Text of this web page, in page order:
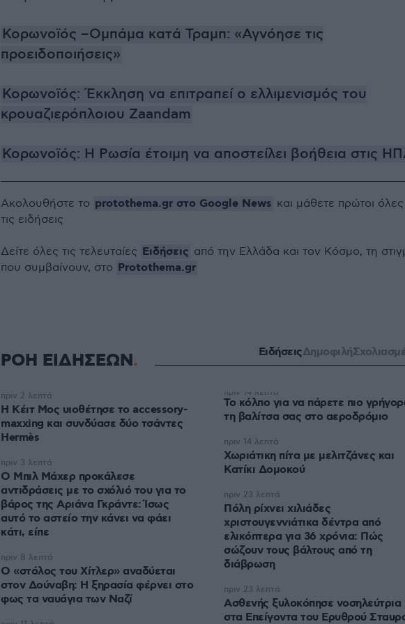
Κορωνοϊός –Ομπάμα κατά Τραμπ: «Αγνόησε τις
προειδοποιήσεις»
Κορωνοϊός: Έκκληση να επιτραπεί ο ελλιμενισμός του
κρουαζιερόπλοιου Zaandam
Κορωνοϊός: Η Ρωσία έτοιμη να αποστείλει βοήθεια στις
Ακολουθήστε το protothema.gr στο Google News και μάθετε πρώτοι όλες
τις ειδήσεις
Δείτε όλες τις τελευταίες Ειδήσεις από την Ελλάδα και τον Κόσμο, τη
που συμβαίνουν, στο Protothema.gr
ΡΟΗ ΕΙΔΗΣΕΩΝ ΕιδήσειςΔημοφιλή
Η Κέιτ Μος υιοθέτησε τo accessory-
maxxing και συνδύασε δύο τσάντες
Hermès
πριν 2 λεπτά
Ο Μπιλ Μάχερ προκάλεσε
αντιδράσεις με το σχόλιό του για το
βάρος της Αριάνα Γκράντε: Ίσως
αυτό το αστείο την κάνει να φάει
κάτι, είπε
πριν 3 λεπτά
Ο «στόλος του Χίτλερ» αναδύεται
στον Δούναβη: Η ξηρασία φέρνει στο
φως τα ναυάγια των Ναζί
πριν 8 λεπτά
Το κόλπο για να πάρετε πιο
τη βαλίτσα σας στο αεροδρόμιο
πριν 14 λεπτά
Χωριάτικη πίτα με μελιτζάνες και
Κατίκι Δομοκού
πριν 14 λεπτά
Πόλη ρίχνει χιλιάδες
χριστουγεννιάτικα δέντρα από
ελικόπτερα για 36 χρόνια: Πώς
σώζουν τους βάλτους από τη
διάβρωση
πριν 23 λεπτά
Ασθενής ξυλοκόπησε νοσηλεύτρια
στα Επείγοντα του Ερυθρού
πριν 23 λεπτά